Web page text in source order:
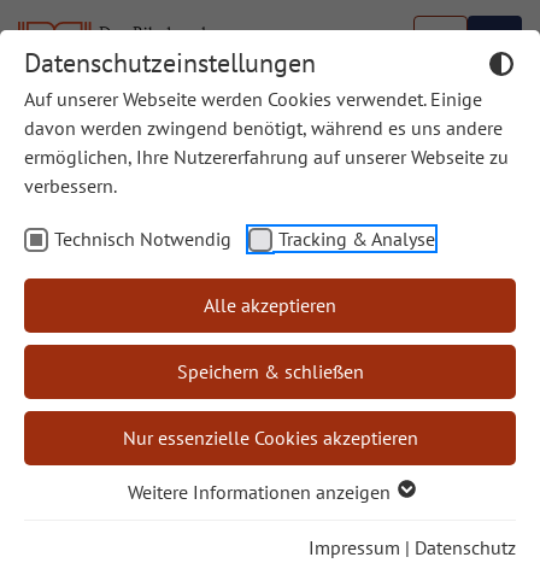
Datenschutzeinstellungen
Auf unserer Webseite werden Cookies verwendet. Einige
davon werden zwingend benötigt, während es uns andere
ermöglichen, Ihre Nutzererfahrung auf unserer Webseite zu
verbessern.
Technisch Notwendig Tracking & Analyse
Alle akzeptieren
Speichern & schließen
Nur essenzielle Cookies akzeptieren
Weitere Informationen anzeigen
Impressum | Datenschutz
Biblische Bücherschau
Die Biblische Bücherschau wird ab Mitte 2024 nicht
Rezensionen interessanter Sachbücher finden Sie
weiterhin in unser Zeitschrift“Bibel und Kirche”
Autor/in